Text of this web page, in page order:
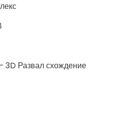
3D Развал схождение